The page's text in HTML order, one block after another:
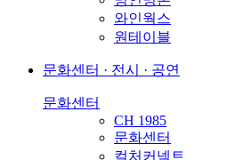
와인웍스
원테이블
문화센터 · 전시 · 공연
문화센터
CH 1985
문화센터
컬처커넥트